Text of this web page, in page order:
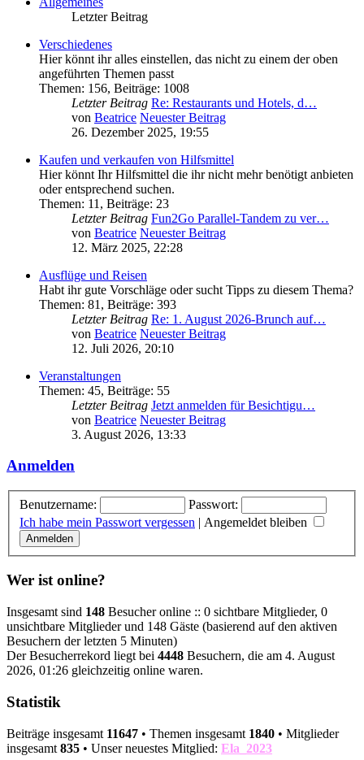
Letzter Beitrag
Verschiedenes
Hier könnt ihr alles einstellen, das nicht zu einem der oben
angeführten Themen passt
Themen: 156, Beiträge: 1008
Letzter Beitrag Re: Restaurants und Hotels, d…
von Beatrice Neuester Beitrag
26. Dezember 2025, 19:55
Kaufen und verkaufen von Hilfsmittel
Hier könnt Ihr Hilfsmittel die ihr nicht mehr benötigt anbieten
oder entsprechend suchen.
Themen: 11 , Beiträge: 23
Letzter Beitrag Fun2Go Parallel-Tandem zu ver…
von Beatrice Neuester Beitrag
12. März 2025, 22:28
Ausflüge und Reisen
Habt ihr gute Vorschläge oder sucht Tipps zu diesem Thema?
Themen: 81 , Beiträge: 393
Letzter Beitrag Re: 1. August 2026-Brunch auf…
von Beatrice Neuester Beitrag
12. Juli 2026, 20:10
Veranstaltungen
Themen: 45, Beiträge: 55
Letzter Beitrag Jetzt anmelden für Besichtigu…
von Beatrice Neuester Beitrag
3. August 2026, 13:33
Anmelden
Benutzername:
Passwort:
Ich habe mein Passwort vergessen | Angemeldet bleiben
Wer ist online?
Insgesamt sind 148 Besucher online :: 0 sichtbare Mitglieder, 0
unsichtbare Mitglieder und 148 Gäste (basierend auf den aktiven
Besuchern der letzten 5 Minuten)
Der Besucherrekord liegt bei 4448 Besuchern, die am 4. August
2026, 01:26 gleichzeitig online waren.
Statistik
Beiträge insgesamt 11647 • Themen insgesamt 1840 • Mitglieder
insgesamt 835 • Unser neuestes Mitglied: Ela_2023